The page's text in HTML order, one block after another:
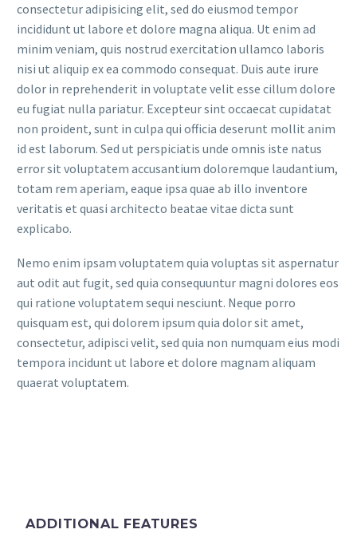
consectetur adipisicing elit, sed do eiusmod tempor
incididunt ut labore et dolore magna aliqua. Ut enim ad
minim veniam, quis nostrud exercitation ullamco laboris
nisi ut aliquip ex ea commodo consequat. Duis aute irure
dolor in reprehenderit in voluptate velit esse cillum dolore
eu fugiat nulla pariatur. Excepteur sint occaecat cupidatat
non proident, sunt in culpa qui officia deserunt mollit anim
id est laborum. Sed ut perspiciatis unde omnis iste natus
error sit voluptatem accusantium doloremque laudantium,
totam rem aperiam, eaque ipsa quae ab illo inventore
veritatis et quasi architecto beatae vitae dicta sunt
explicabo.
Nemo enim ipsam voluptatem quia voluptas sit aspernatur
aut odit aut fugit, sed quia consequuntur magni dolores eos
qui ratione voluptatem sequi nesciunt. Neque porro
quisquam est, qui dolorem ipsum quia dolor sit amet,
consectetur, adipisci velit, sed quia non numquam eius modi
tempora incidunt ut labore et dolore magnam aliquam
quaerat voluptatem.
ADDITIONAL FEATURES